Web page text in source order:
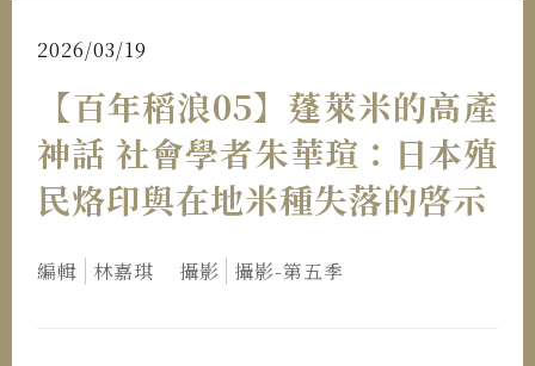
2026/03/19
【百年稻浪05】蓬萊米的高產
神話 社會學者朱華瑄：日本殖
民烙印與在地米種失落的啓示
編輯 林嘉琪 攝影 攝影-第五季